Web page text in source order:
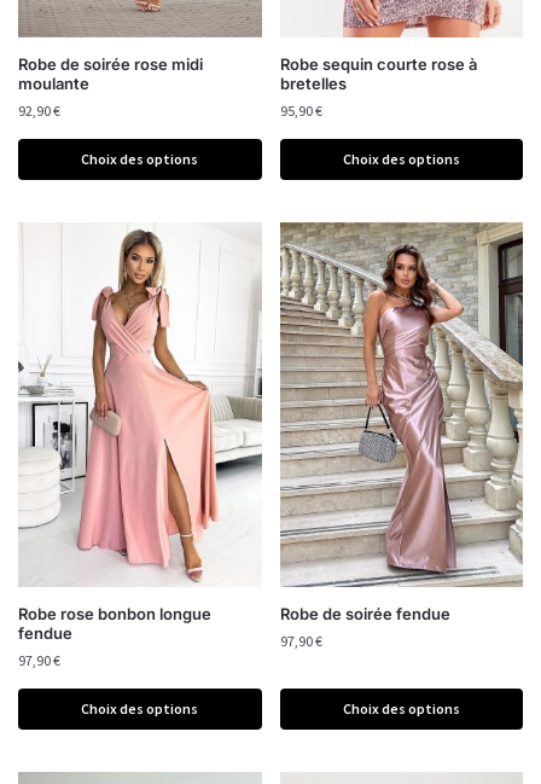
Robe de soirée rose midi
moulante
92,90€
Choix des options
Robe sequin courte rose à
bretelles
95,90€
Choix des options
Robe rose bonbon longue
fendue
97,90€
Choix des options
Robe de soirée fendue
97,90€
Choix des options